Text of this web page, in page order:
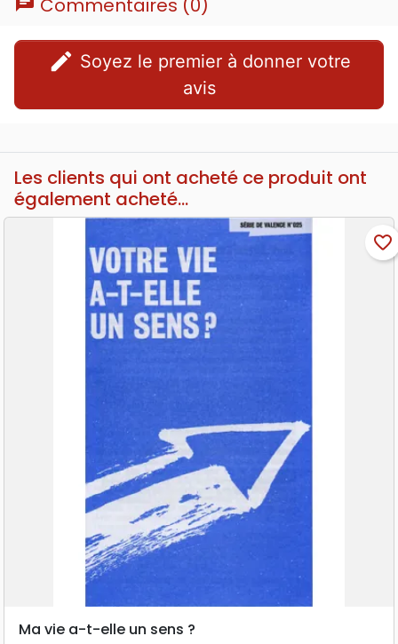
Commentaires (0)
edit
avis
Les clients qui ont acheté ce produit ont
également acheté...
favorite_border
Ma vie a-t-elle un sens ?